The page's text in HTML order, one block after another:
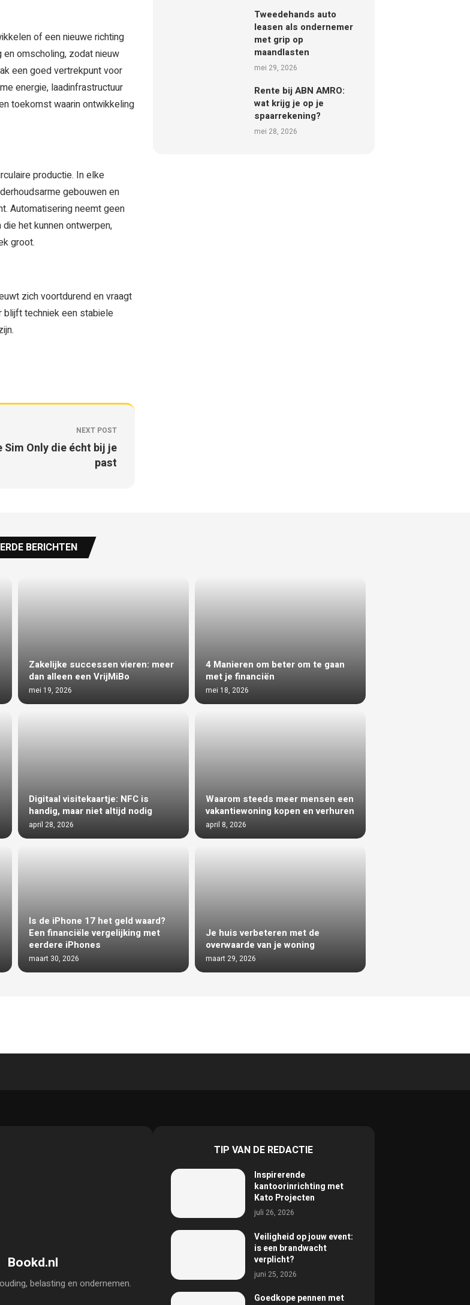
of een nieuwe richting
omscholing, zodat nieuw
een goed vertrekpunt voor
energie, laadinfrastructuur
toekomst waarin ontwikkeling
productie. In elke
gebouwen en
Automatisering neemt geen
het kunnen ontwerpen,
groot.
zich voortdurend en vraagt
blijft techniek een stabiele
NEXT POST
Sim Only die écht bij je
past
Tweedehands auto
leasen als ondernemer
met grip op
maandlasten
mei 29, 2026
Rente bij ABN AMRO:
wat krijg je op je
spaarrekening?
mei 28, 2026
BERICHTEN
Zakelijke successen vieren: meer
dan alleen een VrijMiBo
mei 19, 2026
4 Manieren om beter om te gaan
met je financiën
mei 18, 2026
Digitaal visitekaartje: NFC is
handig, maar niet altijd nodig
april 28, 2026
Waarom steeds meer mensen een
vakantiewoning kopen en verhuren
april 8, 2026
Is de iPhone 17 het geld waard?
Een financiële vergelijking met
eerdere iPhones
maart 30, 2026
Je huis verbeteren met de
overwaarde van je woning
maart 29, 2026
Bookd.nl
belasting en ondernemen.
TIP VAN DE REDACTIE
Inspirerende
kantoorinrichting met
Kato Projecten
juli 26, 2026
Veiligheid op jouw event:
is een brandwacht
verplicht?
juni 25, 2026
Goedkope pennen met